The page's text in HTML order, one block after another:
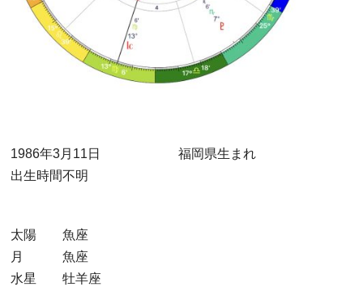
1986年3月11日 福岡県生まれ
出生時間不明
太陽 魚座
月 魚座
水星 牡羊座